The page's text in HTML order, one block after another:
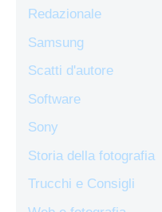
Redazionale
Samsung
Scatti d'autore
Software
Sony
Storia della fotografia
Trucchi e Consigli